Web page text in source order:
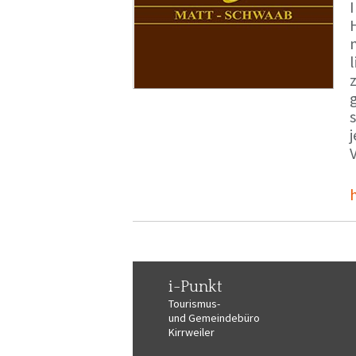
i-Punkt
Tourismus-
und Gemeindebüro
Kirrweiler